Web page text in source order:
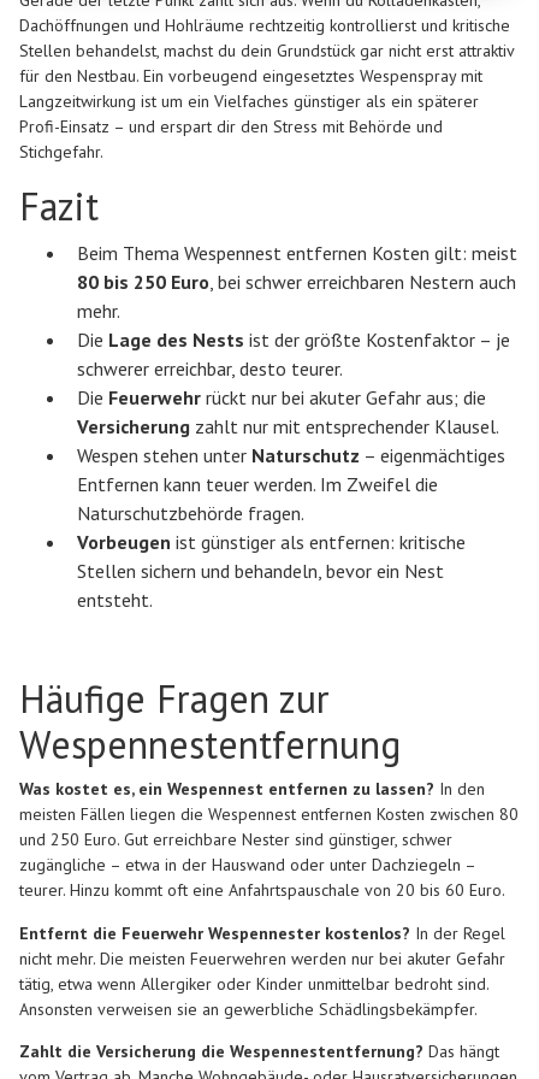
Dachöffnungen und Hohlräume rechtzeitig kontrollierst und kritische
Stellen behandelst, machst du dein Grundstück gar nicht erst attraktiv
für den Nestbau. Ein vorbeugend eingesetztes Wespenspray mit
Langzeitwirkung ist um ein Vielfaches günstiger als ein späterer
Profi-Einsatz – und erspart dir den Stress mit Behörde und
Stichgefahr.
Fazit
Beim Thema Wespennest entfernen Kosten gilt: meist
80 bis 250 Euro , bei schwer erreichbaren Nestern auch
mehr.
Die Lage des Nests ist der größte Kostenfaktor – je
schwerer erreichbar, desto teurer.
Die Feuerwehr rückt nur bei akuter Gefahr aus; die
Versicherung zahlt nur mit entsprechender Klausel.
Wespen stehen unter Naturschutz – eigenmächtiges
Entfernen kann teuer werden. Im Zweifel die
Naturschutzbehörde fragen.
Vorbeugen ist günstiger als entfernen: kritische
Stellen sichern und behandeln, bevor ein Nest
entsteht.
Häufige Fragen zur
Wespennestentfernung
Was kostet es, ein Wespennest entfernen zu lassen? In den
meisten Fällen liegen die Wespennest entfernen Kosten zwischen 80
und 250 Euro. Gut erreichbare Nester sind günstiger, schwer
zugängliche – etwa in der Hauswand oder unter Dachziegeln –
teurer. Hinzu kommt oft eine Anfahrtspauschale von 20 bis 60 Euro.
Entfernt die Feuerwehr Wespennester kostenlos? In der Regel
nicht mehr. Die meisten Feuerwehren werden nur bei akuter Gefahr
tätig, etwa wenn Allergiker oder Kinder unmittelbar bedroht sind.
Ansonsten verweisen sie an gewerbliche Schädlingsbekämpfer.
Zahlt die Versicherung die Wespennestentfernung? Das hängt